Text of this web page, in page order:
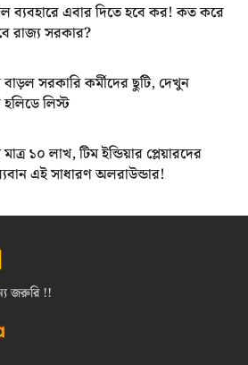
ব্যবহারে এবার দিতে হবে কর! কত করে
রাজ্য সরকার?
সরকারি কর্মীদের ছুটি, দেখুন
লিস্ট
১০ লাখ, টিম ইন্ডিয়ার প্লেয়ারদের
এই সাধারণ অলরাউন্ডার!
জরুরি !!